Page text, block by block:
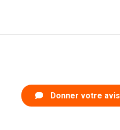
Donner votre avis